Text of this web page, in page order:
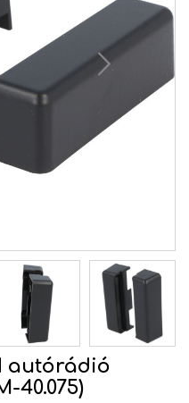
autórádió
40.075)